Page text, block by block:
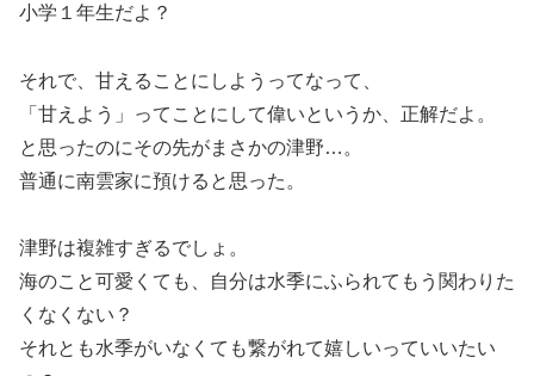
小学１年生だよ？
それで、甘えることにしようってなって、
「甘えよう」ってことにして偉いというか、正解だよ。
と思ったのにその先がまさかの津野…。
普通に南雲家に預けると思った。
津野は複雑すぎるでしょ。
海のこと可愛くても、自分は水季にふられてもう関わりた
くなくない？
それとも水季がいなくても繋がれて嬉しいっていいたい